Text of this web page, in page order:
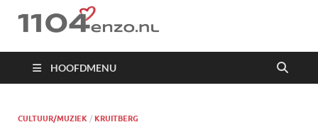
1104 en zo
HOOFDMENU
CULTUUR/MUZIEK / KRUITBERG